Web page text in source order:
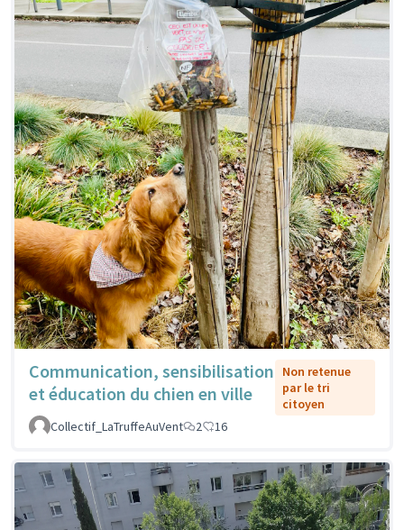
Communication, sensibilisation
et éducation du chien en ville
Non retenue
par le tri
citoyen
Collectif_LaTruffeAuVent
2 16